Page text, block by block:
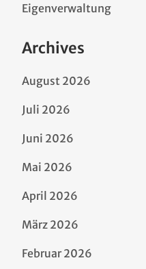
Eigenverwaltung
Archives
August 2026
Juli 2026
Juni 2026
Mai 2026
April 2026
März 2026
Februar 2026